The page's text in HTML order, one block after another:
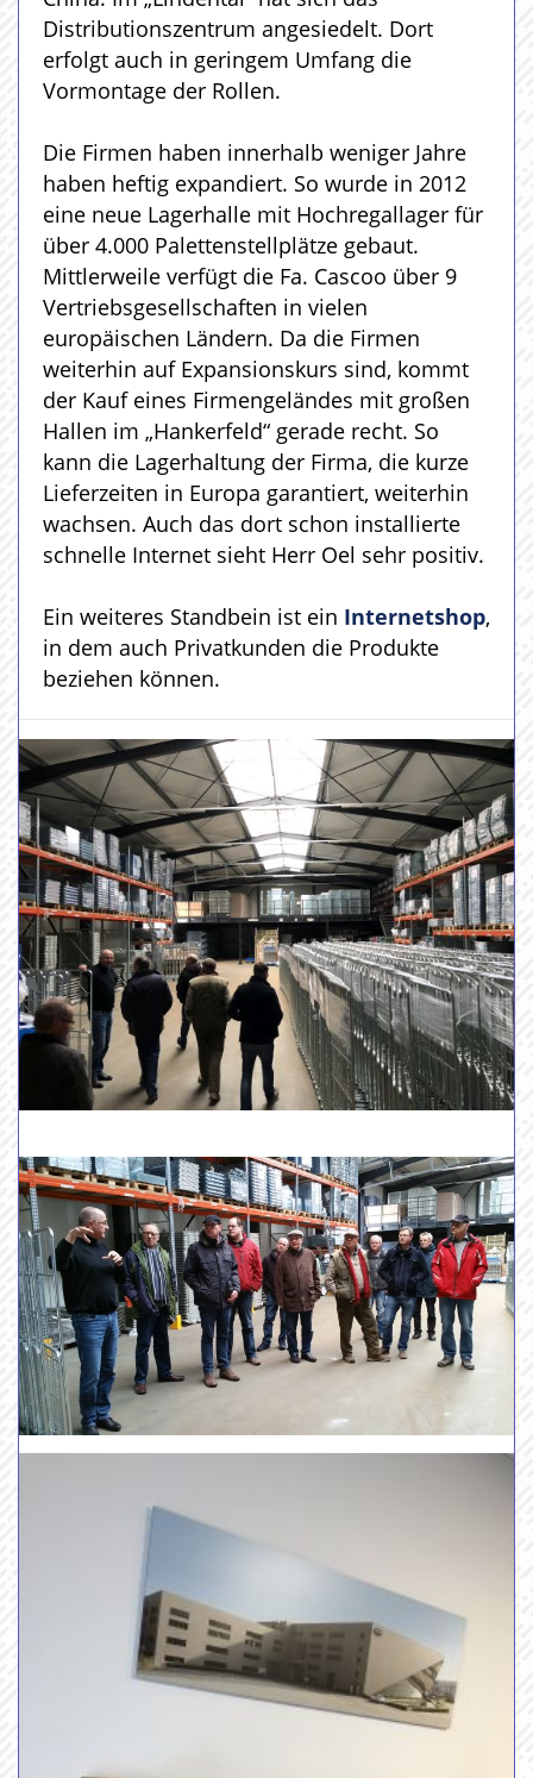
Distributionszentrum angesiedelt. Dort
erfolgt auch in geringem Umfang die
Vormontage der Rollen.
Die Firmen haben innerhalb weniger Jahre
haben heftig expandiert. So wurde in 2012
eine neue Lagerhalle mit Hochregallager für
über 4.000 Palettenstellplätze gebaut.
Mittlerweile verfügt die Fa. Cascoo über 9
Vertriebsgesellschaften in vielen
europäischen Ländern. Da die Firmen
weiterhin auf Expansionskurs sind, kommt
der Kauf eines Firmengeländes mit großen
Hallen im „Hankerfeld“ gerade recht. So
kann die Lagerhaltung der Firma, die kurze
Lieferzeiten in Europa garantiert, weiterhin
wachsen. Auch das dort schon installierte
schnelle Internet sieht Herr Oel sehr positiv.
Ein weiteres Standbein ist ein Internetshop,
in dem auch Privatkunden die Produkte
beziehen können.